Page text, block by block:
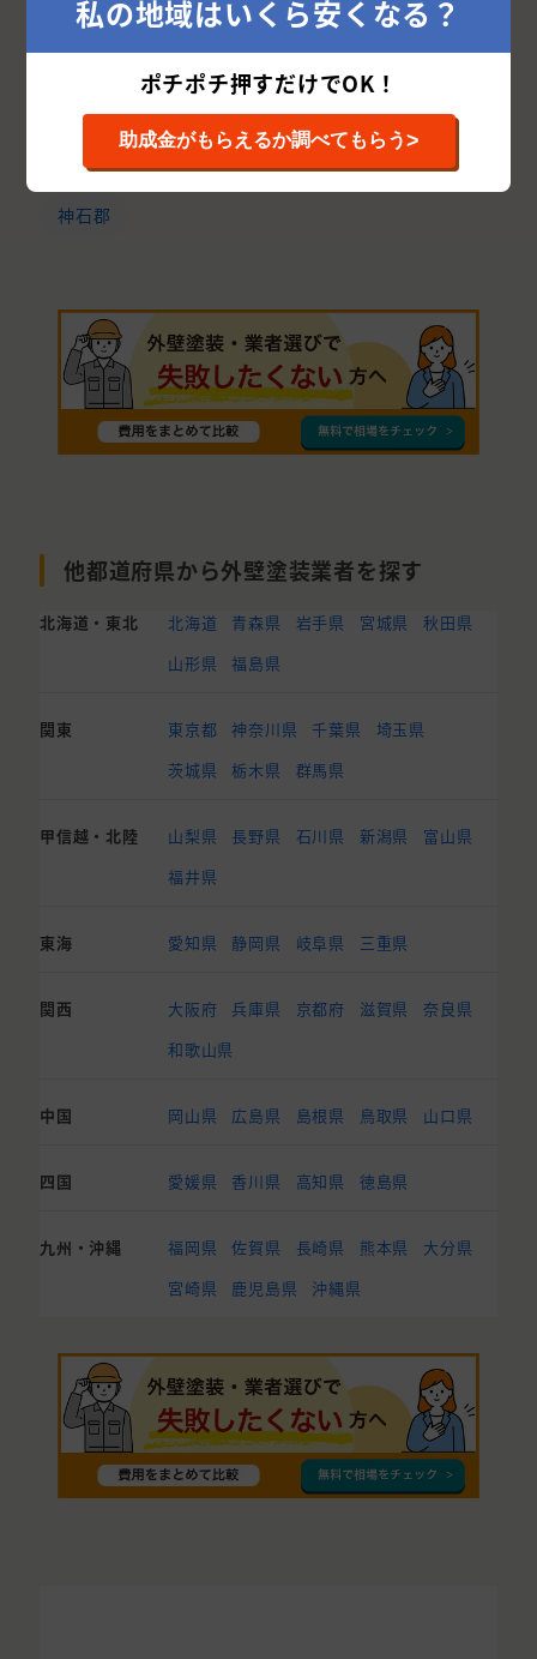
安芸郡 尾道市
江田島市
三原市 三次市 竹原市
山県郡
庄原市
安芸高田市 豊田郡
世羅郡
神石郡
他都道府県から外壁塗装業者を探す
北海道・東北 北海道 青森県 岩手県 宮城県
秋田県
山形県
福島県
関東 東京都 神奈川県 千葉県
埼玉県
茨城県
栃木県 群馬県
甲信越・北陸 山梨県 長野県 石川県 新潟県
富山県
福井県
東海 愛知県 静岡県 岐阜県 三重県
関西 大阪府 兵庫県 京都府 滋賀県
奈良県
和歌山県
中国 岡山県 広島県 島根県 鳥取県 山口県
四国 愛媛県 香川県 高知県 徳島県
九州・沖縄 福岡県 佐賀県 長崎県 熊本県
大分県
宮崎県
鹿児島県 沖縄県
私の地域はいくら安くなる？
ポチポチ押すだけでOK！
助成金がもらえるか調べてもらう>